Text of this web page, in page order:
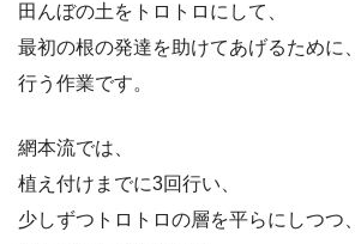
田んぼの土をトロトロにして、
最初の根の発達を助けてあげるために、
行う作業です。
網本流では、
植え付けまでに3回行い、
少しずつトロトロの層を平らにしつつ、